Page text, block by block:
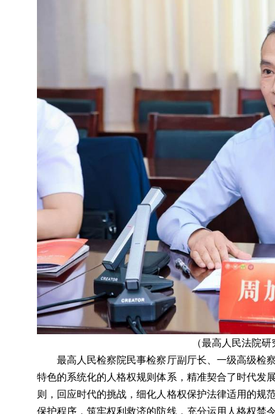
（最高人民法院
最高人民检察院民事检察厅副厅长、一级高级检
特色的系统化的人格权规则体系，精准契合了时代发
则，回应时代的挑战，细化人格权保护法律适用的规
保护程序，筑牢权利救济的防线，充分运用人格权禁